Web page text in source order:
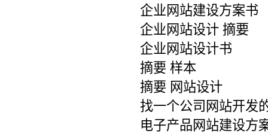
企业网站建设方案书
企业网站设计 摘要
企业网站设计书
摘要 样本
摘要 网站设计
找一个公司网站开发
电子产品网站建设方